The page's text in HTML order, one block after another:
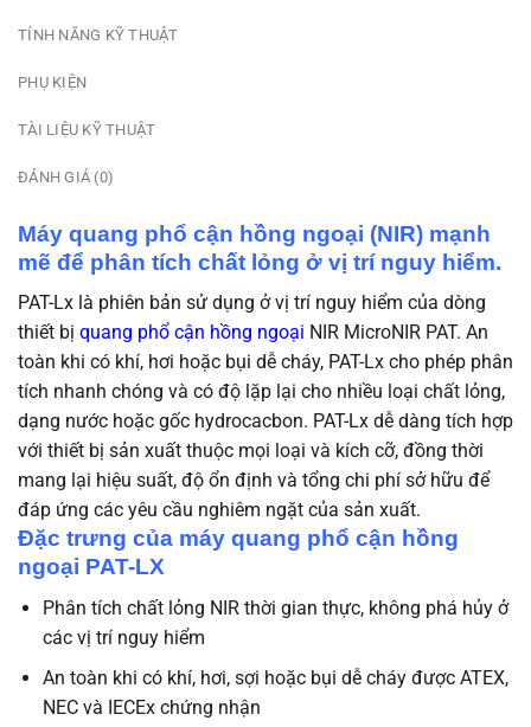
TÍNH NĂNG KỸ THUẬT
PHỤ KIỆN
TÀI LIỆU KỸ THUẬT
ĐÁNH GIÁ (0)
Máy quang phổ cận hồng ngoại (NIR) mạnh
mẽ để phân tích chất lỏng ở vị trí nguy hiểm.
PAT-Lx là phiên bản sử dụng ở vị trí nguy hiểm của dòng
thiết bị quang phổ cận hồng ngoại NIR MicroNIR PAT. An
toàn khi có khí, hơi hoặc bụi dễ cháy, PAT-Lx cho phép phân
tích nhanh chóng và có độ lặp lại cho nhiều loại chất lỏng,
dạng nước hoặc gốc hydrocacbon. PAT-Lx dễ dàng tích hợp
với thiết bị sản xuất thuộc mọi loại và kích cỡ, đồng thời
mang lại hiệu suất, độ ổn định và tổng chi phí sở hữu để
đáp ứng các yêu cầu nghiêm ngặt của sản xuất.
Đặc trưng của máy quang phổ cận hồng
ngoại PAT-LX
Phân tích chất lỏng NIR thời gian thực, không phá hủy ở
các vị trí nguy hiểm
An toàn khi có khí, hơi, sợi hoặc bụi dễ cháy được ATEX,
NEC và IECEx chứng nhận